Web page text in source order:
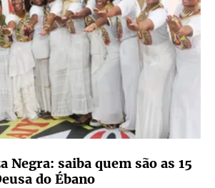
Negra: saiba quem são as 15
do Ébano